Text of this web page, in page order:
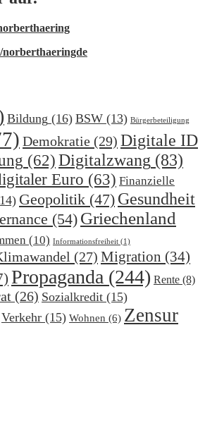
norberthaeringde
Bildung (16) BSW (13) Bürgerbeteiligung
Demokratie (29) Digitale ID
(62) Digitalzwang (83)
Euro (63) Finanzielle
Geopolitik (47) Gesundheit
(54) Griechenland
(10) Informationsfreiheit (1)
(27) Migration (34)
Propaganda (244) Rente (8)
(26) Sozialkredit (15)
Verkehr (15) Wohnen (6) Zensur